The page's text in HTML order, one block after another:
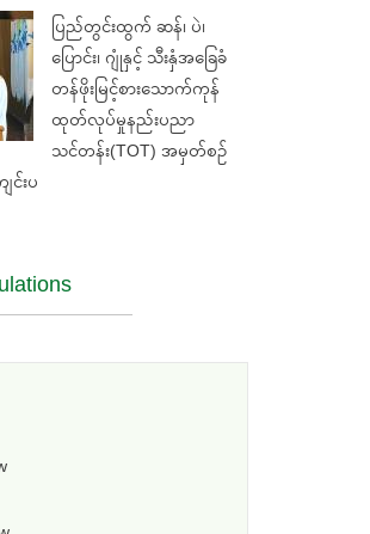
ပြည်တွင်းထွက် ဆန်၊ ပဲ၊
ပြောင်း၊ ဂျုံနှင့် သီးနှံအခြေခံ
တန်ဖိုးမြင့်စားသောက်ကုန်
ထုတ်လုပ်မှုနည်းပညာ
သင်တန်း(TOT) အမှတ်စဉ်
င်းပ